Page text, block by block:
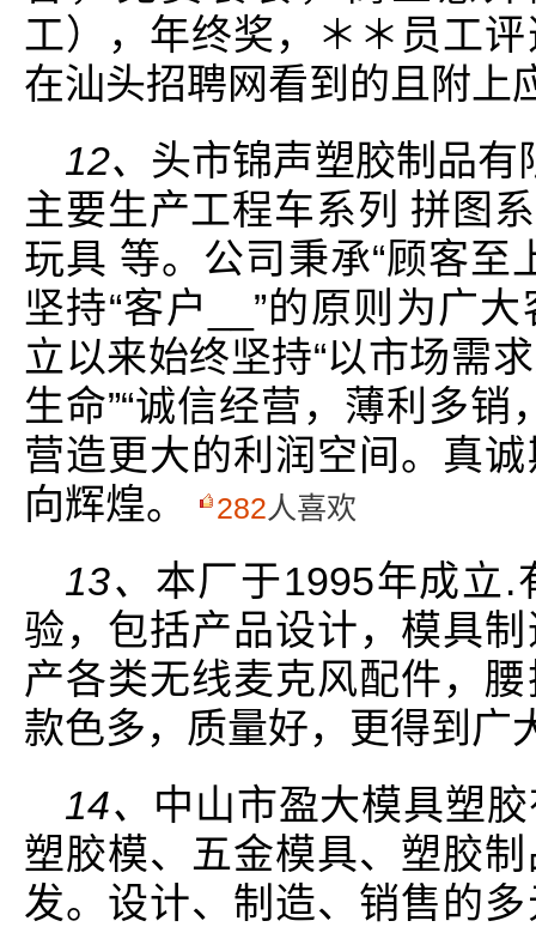
工），年终奖，＊＊员工
在汕头招聘网看到的且附上
12、 头市锦声塑胶制品有
主要生产工程车系列 拼图
玩具 等。公司秉承“顾客至
坚持“客户__”的原则为广
立以来始终坚持“以市场需
生命”“诚信经营，薄利多
营造更大的利润空间。真
向辉煌。
282人喜欢
13、 本厂于1995年成立.
验，包括产品设计，模具
产各类无线麦克风配件，
款色多，质量好，更得到广
14、 中山市盈大模具塑
塑胶模、五金模具、塑胶
发。设计、制造、销售的